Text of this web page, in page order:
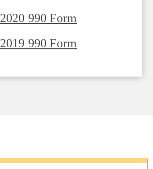
2020 990 Form
2019 990 Form